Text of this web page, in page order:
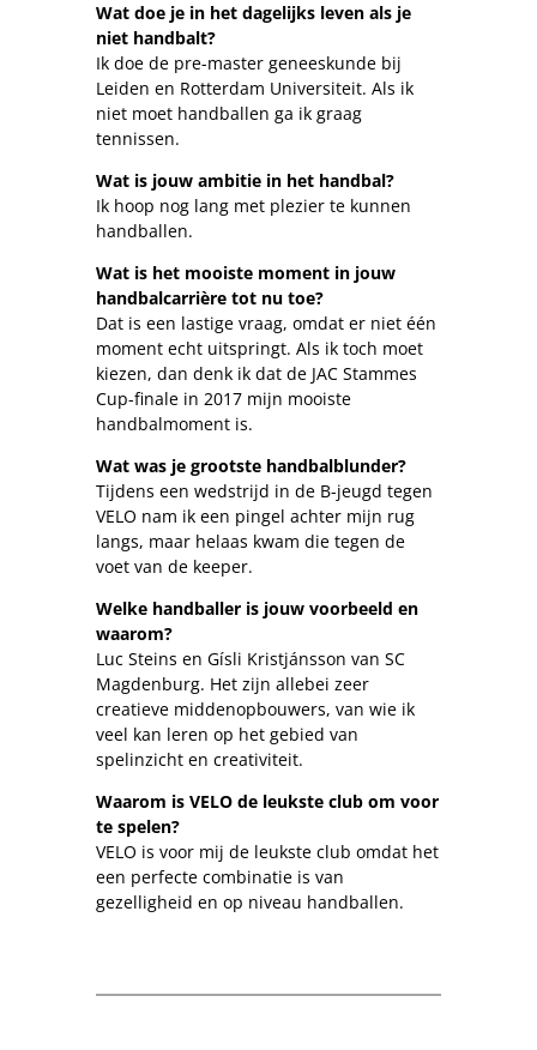
Wat doe je in het dagelijks leven als je
niet handbalt?
Ik doe de pre-master geneeskunde bij
Leiden en Rotterdam Universiteit. Als ik
niet moet handballen ga ik graag
tennissen.
Wat is jouw ambitie in het handbal?
Ik hoop nog lang met plezier te kunnen
handballen.
Wat is het mooiste moment in jouw
handbalcarrière tot nu toe?
Dat is een lastige vraag, omdat er niet één
moment echt uitspringt. Als ik toch moet
kiezen, dan denk ik dat de JAC Stammes
Cup-finale in 2017 mijn mooiste
handbalmoment is.
Wat was je grootste handbalblunder?
Tijdens een wedstrijd in de B-jeugd tegen
VELO nam ik een pingel achter mijn rug
langs, maar helaas kwam die tegen de
voet van de keeper.
Welke handballer is jouw voorbeeld en
waarom?
Luc Steins en Gísli Kristjánsson van SC
Magdenburg. Het zijn allebei zeer
creatieve middenopbouwers, van wie ik
veel kan leren op het gebied van
spelinzicht en creativiteit.
Waarom is VELO de leukste club om voor
te spelen?
VELO is voor mij de leukste club omdat het
een perfecte combinatie is van
gezelligheid en op niveau handballen.